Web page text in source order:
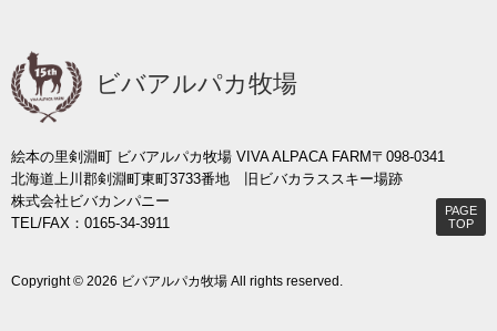
ビバアルパカ牧場
絵本の里剣淵町 ビバアルパカ牧場 VIVA ALPACA FARM〒098-0341
北海道上川郡剣淵町東町3733番地 旧ビバカラススキー場跡
株式会社ビバカンパニー
TEL/FAX：0165-34-3911
Copyright © 2026 ビバアルパカ牧場 All rights reserved.
PAGE
TOP